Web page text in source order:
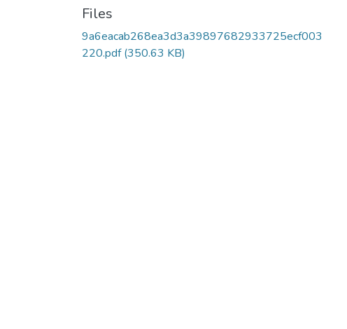
Files
9a6eacab268ea3d3a39897682933725ecf003
220.pdf(350.63 KB)